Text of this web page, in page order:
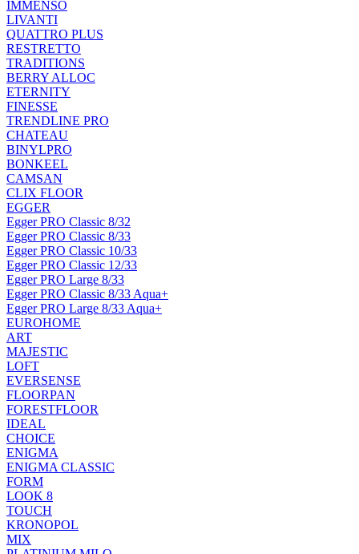
IMMENSO
LIVANTI
QUATTRO PLUS
RESTRETTO
TRADITIONS
BERRY ALLOC
ETERNITY
FINESSE
TRENDLINE PRO
CHATEAU
BINYLPRO
BONKEEL
CAMSAN
CLIX FLOOR
EGGER
Egger PRO Classic 8/32
Egger PRO Classic 8/33
Egger PRO Classic 10/33
Egger PRO Classic 12/33
Egger PRO Large 8/33
Egger PRO Classic 8/33 Aqua+
Egger PRO Large 8/33 Aqua+
EUROHOME
ART
MAJESTIC
LOFT
EVERSENSE
FLOORPAN
FORESTFLOOR
IDEAL
CHOICE
ENIGMA
ENIGMA CLASSIC
FORM
LOOK 8
TOUCH
KRONOPOL
MIX